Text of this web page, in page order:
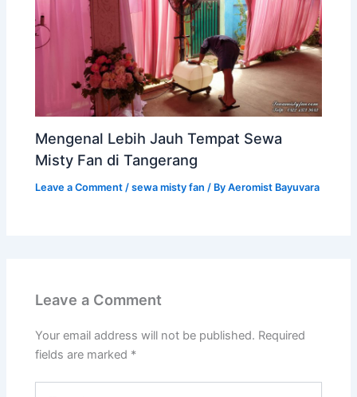
Mengenal Lebih Jauh Tempat Sewa
Misty Fan di Tangerang
Leave a Comment /sewa misty fan / ByAeromist Bayuvara
Leave a Comment
Your email address will not be published. Required
fields are marked *